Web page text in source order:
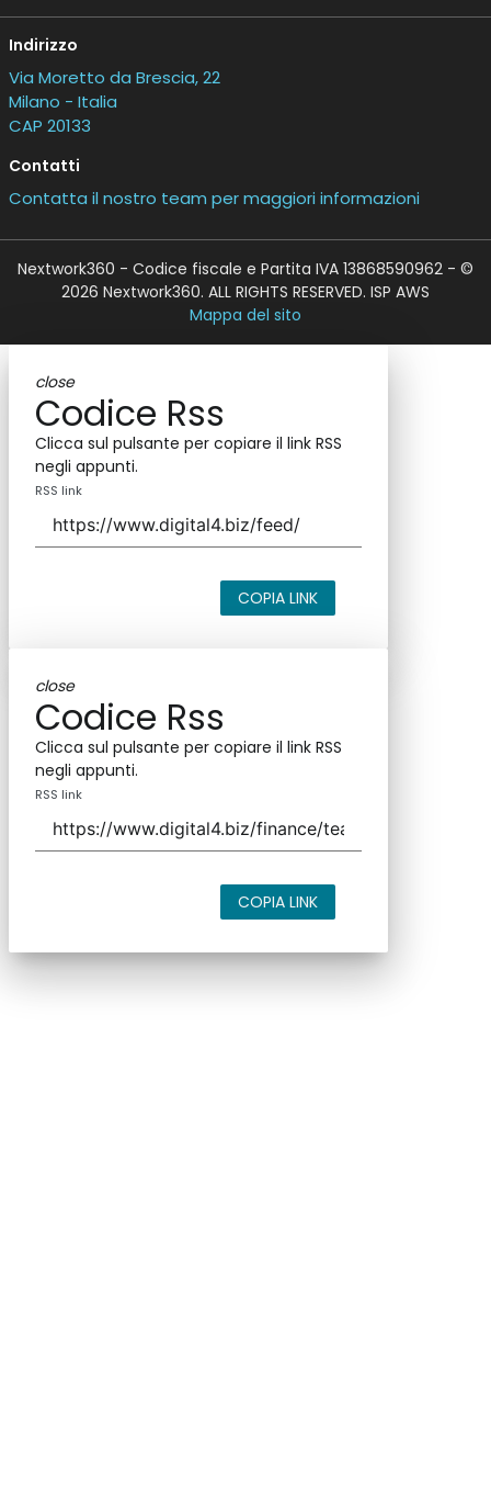
Indirizzo
Via Moretto da Brescia, 22
Milano - Italia
CAP 20133
Contatti
Contatta il nostro team per maggiori informazioni
Nextwork360 - Codice fiscale e Partita IVA 13868590962 - ©
2026 Nextwork360. ALL RIGHTS RESERVED. ISP AWS
Mappa del sito
close
Codice Rss
Clicca sul pulsante per copiare il link RSS
negli appunti.
RSS link
COPIA LINK
close
Codice Rss
Clicca sul pulsante per copiare il link RSS
negli appunti.
RSS link
COPIA LINK